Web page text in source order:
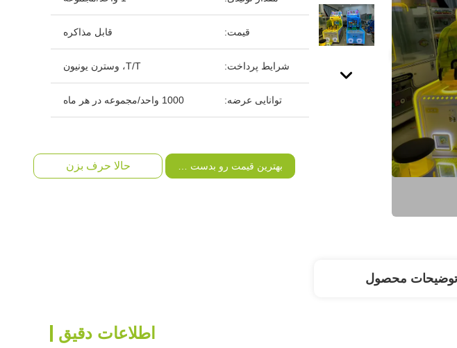
قیمت: قابل مذاکره
شرایط پرداخت: T/T، وسترن یونیون
توانایی عرضه: 1000 واحد/مجموعه در هر ماه
بهترین قیمت رو بدست بیار حالا حرف بزن
توضیحات محصول
اطلاعات دقیق